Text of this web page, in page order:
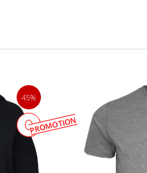
45%
PROMOTION